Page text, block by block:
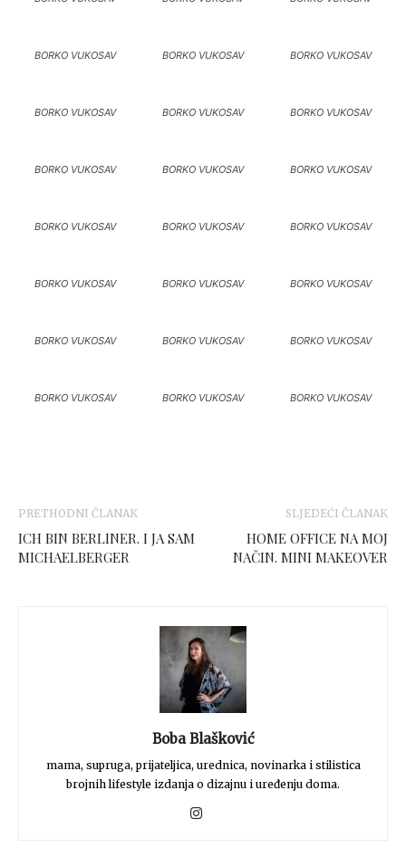
BORKO VUKOSAV BORKO VUKOSAV BORKO VUKOSAV
BORKO VUKOSAV BORKO VUKOSAV BORKO VUKOSAV
BORKO VUKOSAV BORKO VUKOSAV BORKO VUKOSAV
BORKO VUKOSAV BORKO VUKOSAV BORKO VUKOSAV
BORKO VUKOSAV BORKO VUKOSAV BORKO VUKOSAV
BORKO VUKOSAV BORKO VUKOSAV BORKO VUKOSAV
BORKO VUKOSAV BORKO VUKOSAV BORKO VUKOSAV
PRETHODNI ČLANAK
ICH BIN BERLINER. I JA SAM
MICHAELBERGER
SLJEDEĆI ČLANAK
HOME OFFICE NA MOJ
NAČIN. MINI MAKEOVER
Boba Blašković
mama, supruga, prijateljica, urednica, novinarka i stilistica
brojnih lifestyle izdanja o dizajnu i uređenju doma.